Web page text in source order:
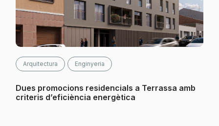
Arquitectura Enginyeria
Dues promocions residencials a Terrassa amb
criteris d’eficiència energètica